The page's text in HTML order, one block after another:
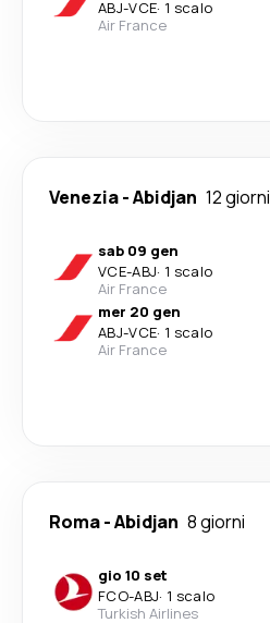
ABJ-VCE· 1 scalo
Air France
Venezia-Abidjan 12 giorni
sab 09 gen
VCE-ABJ· 1 scalo
Air France
mer 20 gen
ABJ-VCE· 1 scalo
Air France
Roma-Abidjan 8 giorni
gio 10 set
FCO-ABJ· 1 scalo
Turkish Airlines